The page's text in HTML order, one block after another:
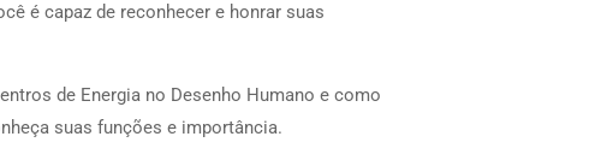
é capaz de reconhecer e honrar suas
de Energia no Desenho Humano e como
suas funções e importância.